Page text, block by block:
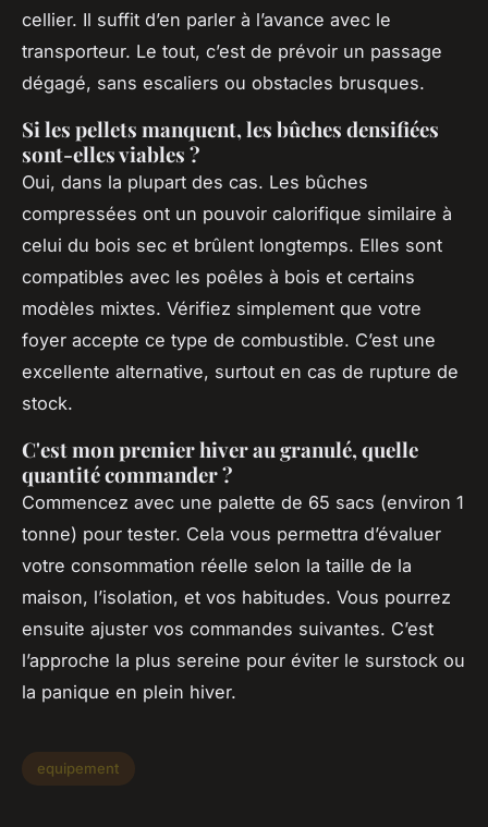
cellier. Il suffit d’en parler à l’avance avec le
transporteur. Le tout, c’est de prévoir un passage
dégagé, sans escaliers ou obstacles brusques.
Si les pellets manquent, les bûches densifiées
sont-elles viables ?
Oui, dans la plupart des cas. Les bûches
compressées ont un pouvoir calorifique similaire à
celui du bois sec et brûlent longtemps. Elles sont
compatibles avec les poêles à bois et certains
modèles mixtes. Vérifiez simplement que votre
foyer accepte ce type de combustible. C’est une
excellente alternative, surtout en cas de rupture de
stock.
C'est mon premier hiver au granulé, quelle
quantité commander ?
Commencez avec une palette de 65 sacs (environ 1
tonne) pour tester. Cela vous permettra d’évaluer
votre consommation réelle selon la taille de la
maison, l’isolation, et vos habitudes. Vous pourrez
ensuite ajuster vos commandes suivantes. C’est
l’approche la plus sereine pour éviter le surstock ou
la panique en plein hiver.
equipement